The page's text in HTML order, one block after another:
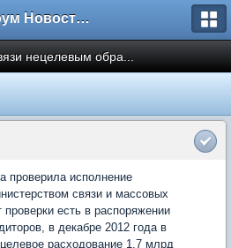
Форум Новостройки
нецелевым обра...
проверила исполнение
связи и массовых
проверки есть в распоряжении
в декабре 2012 года в
расходование 1,7 млрд